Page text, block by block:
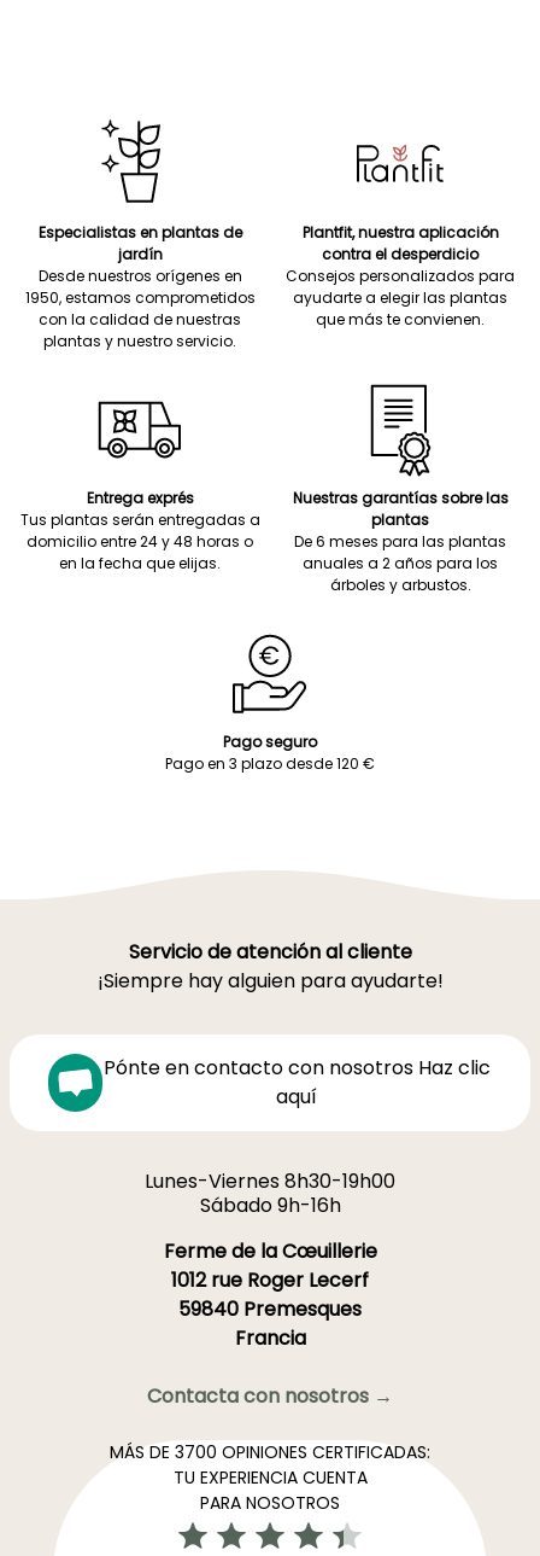
Especialistas en plantas de
jardín
Desde nuestros orígenes en
1950, estamos comprometidos
con la calidad de nuestras
plantas y nuestro servicio.
Plantfit, nuestra aplicación
contra el desperdicio
Consejos personalizados para
ayudarte a elegir las plantas
que más te convienen.
Entrega exprés
Tus plantas serán entregadas a
domicilio entre 24 y 48 horas o
en la fecha que elijas.
Nuestras garantías sobre las
plantas
De 6 meses para las plantas
anuales a 2 años para los
árboles y arbustos.
Pago seguro
Pago en 3 plazo desde 120 €
Servicio de atención al cliente
¡Siempre hay alguien para ayudarte!
Pónte en contacto con nosotros Haz clic
aquí
Lunes-Viernes 8h30-19h00
Sábado 9h-16h
Ferme de la Cœuillerie
1012 rue Roger Lecerf
59840 Premesques
Francia
Contacta con nosotros →
MÁS DE 3700 OPINIONES CERTIFICADAS:
TU EXPERIENCIA CUENTA
PARA NOSOTROS